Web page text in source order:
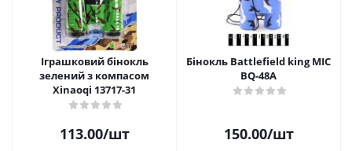
Іграшковий бінокль
зелений з компасом
Xinaoqi 13717-31
113.00/шт
Бінокль Battlefield king MIC
BQ-48A
150.00/шт